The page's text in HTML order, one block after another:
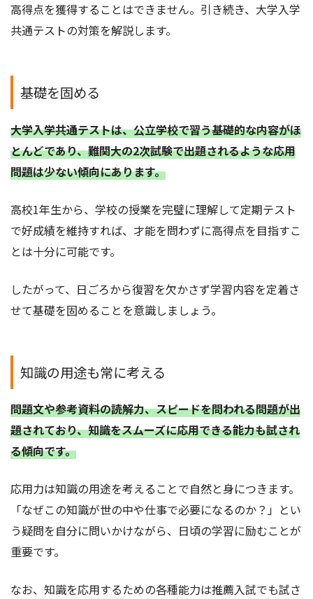
高得点を獲得することはできません。引き続き、大学入学
共通テストの対策を解説します。
基礎を固める
大学入学共通テストは、公立学校で習う基礎的な内容がほ
とんどであり、難関大の2次試験で出題されるような応用
問題は少ない傾向にあります。
高校1年生から、学校の授業を完璧に理解して定期テスト
で好成績を維持すれば、才能を問わずに高得点を目指すこ
とは十分に可能です。
したがって、日ごろから復習を欠かさず学習内容を定着さ
せて基礎を固めることを意識しましょう。
知識の用途も常に考える
問題文や参考資料の読解力、スピードを問われる問題が出
題されており、知識をスムーズに応用できる能力も試され
る傾向です。
応用力は知識の用途を考えることで自然と身につきます。
「なぜこの知識が世の中や仕事で必要になるのか？」とい
う疑問を自分に問いかけながら、日頃の学習に励むことが
重要です。
なお、知識を応用するための各種能力は推薦入試でも試さ